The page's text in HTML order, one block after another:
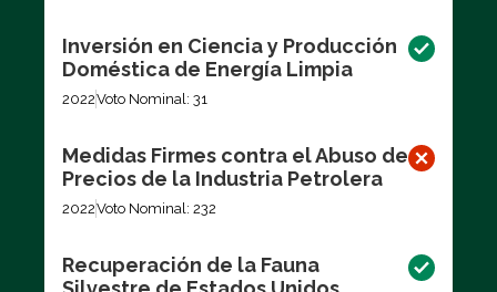
Inversión en Ciencia y Producción
Doméstica de Energía Limpia
2022Voto Nominal: 31
Medidas Firmes contra el Abuso de
Precios de la Industria Petrolera
2022Voto Nominal: 232
Recuperación de la Fauna